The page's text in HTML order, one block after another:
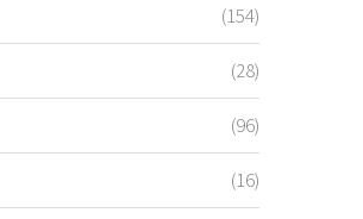
(154)
(28)
(96)
(16)